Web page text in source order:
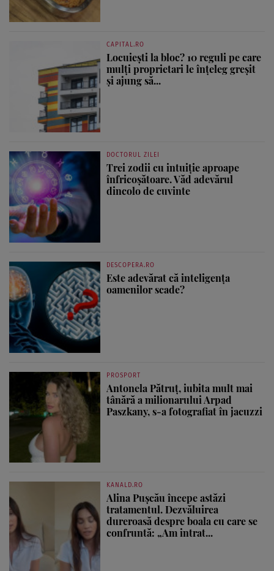
CAPITAL.RO
Locuiești la bloc? 10 reguli pe care
mulți proprietari le înțeleg greșit
și ajung să...
DOCTORUL ZILEI
Trei zodii cu intuiție aproape
înfricoșătoare. Văd adevărul
dincolo de cuvinte
DESCOPERA.RO
Este adevărat că inteligența
oamenilor scade?
PROSPORT
Antonela Pătruț, iubita mult mai
tânără a milionarului Arpad
Paszkany, s-a fotografiat în jacuzzi
KANALD.RO
Alina Pușcău începe astăzi
tratamentul. Dezvăluirea
dureroasă despre boala cu care se
confruntă: „Am intrat...